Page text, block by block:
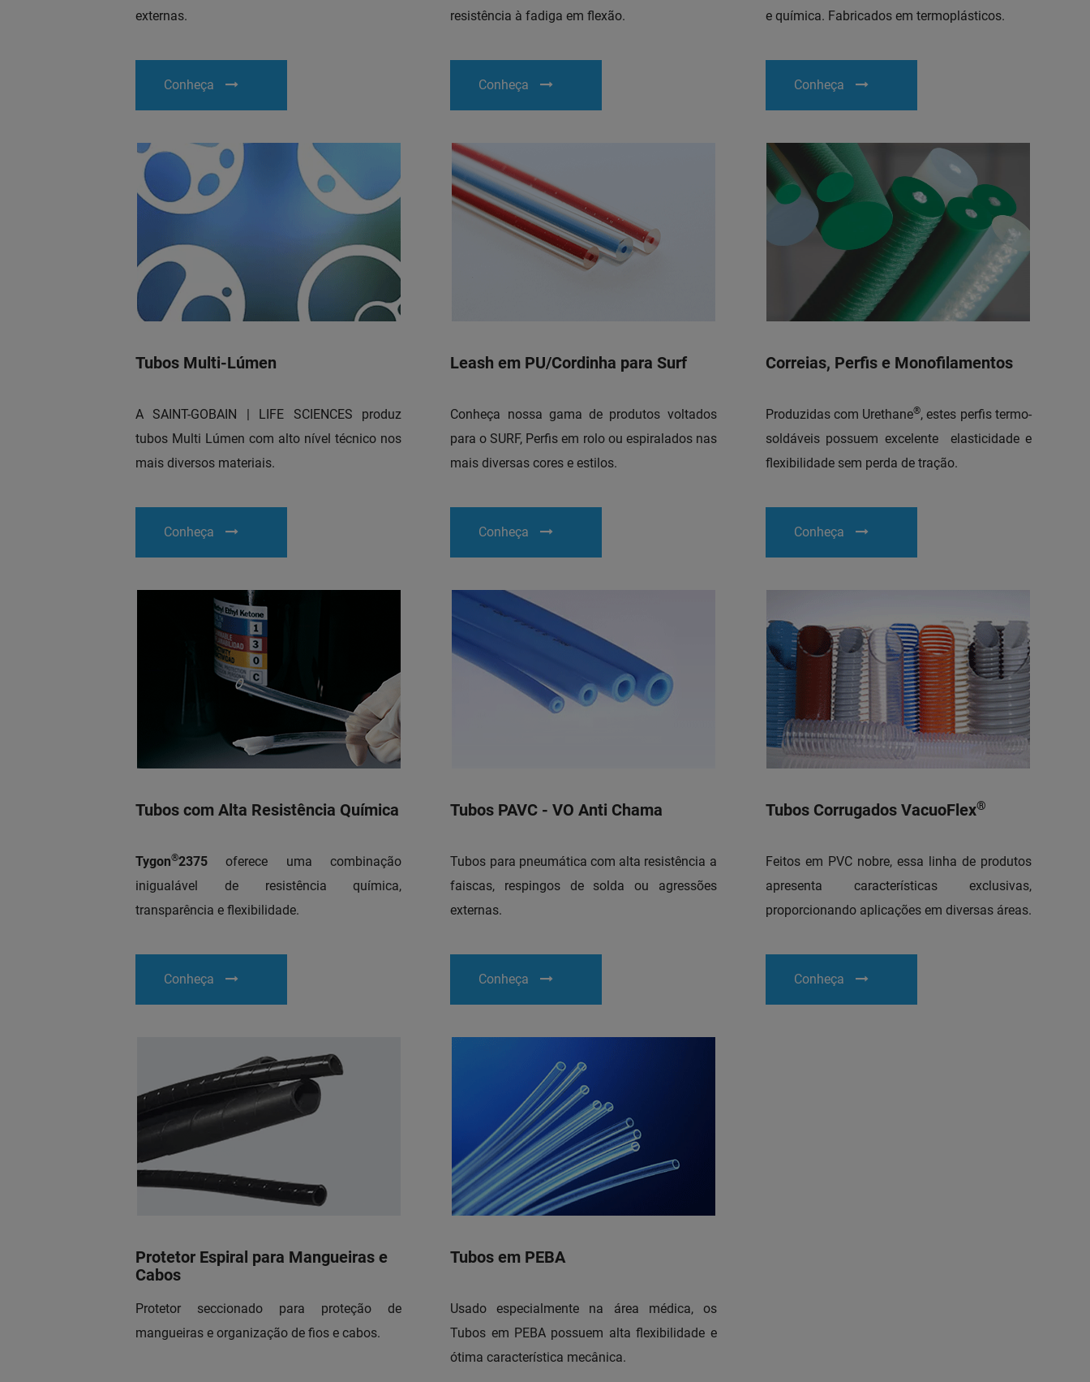
externas.
Conheça
resistência à fadiga em flexão.
Conheça
e química. Fabricados em termoplásticos.
Conheça
Tubos Multi-Lúmen
A SAINT-GOBAIN | LIFE SCIENCES produz
tubos Multi Lúmen com alto nível técnico nos
mais diversos materiais.
Conheça
Leash em PU/Cordinha para Surf
Conheça nossa gama de produtos voltados
para o SURF, Perfis em rolo ou espiralados nas
mais diversas cores e estilos.
Conheça
Correias, Perfis e Monofilamentos
Produzidas com Urethane®, estes perfis termo-
soldáveis possuem excelente elasticidade e
flexibilidade sem perda de tração.
Conheça
Tubos com Alta Resistência Química
Tygon®2375 oferece uma combinação
inigualável de resistência química,
transparência e flexibilidade.
Conheça
Tubos PAVC - VO Anti Chama
Tubos para pneumática com alta resistência a
faiscas, respingos de solda ou agressões
externas.
Conheça
Tubos Corrugados VacuoFlex®
Feitos em PVC nobre, essa linha de produtos
apresenta características exclusivas,
proporcionando aplicações em diversas áreas.
Conheça
Protetor Espiral para Mangueiras e
Cabos
Protetor seccionado para proteção de
mangueiras e organização de fios e cabos.
Tubos em PEBA
Usado especialmente na área médica, os
Tubos em PEBA possuem alta flexibilidade e
ótima característica mecânica.